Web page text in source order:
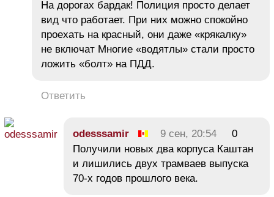
На дорогах бардак! Полиция просто делает
вид что работает. При них можно спокойно
проехать на красный, они даже «крякалку»
не включат Многие «водятлы» стали просто
ложить «болт» на ПДД.
Ответить
odesssamir 9 сен, 20:54
0
Получили новых два корпуса Каштан
и лишились двух трамваев выпуска
70-х годов прошлого века.